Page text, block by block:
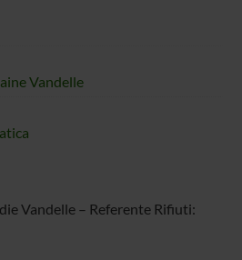
Vandelle
Vandelle – Referente Rifiuti: